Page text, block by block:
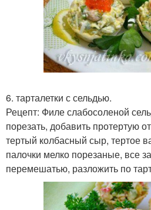
6. тарталетки с сельдью.
Рецепт: Филе слабосоленой
порезать, добавить протертую
тертый колбасный сыр, тертое
палочки мелко порезаные, все
перемешатью, разложить по